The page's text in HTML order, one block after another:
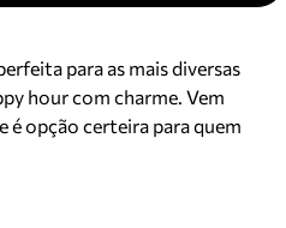
para as mais diversas
hour com charme. Vem
é opção certeira para quem